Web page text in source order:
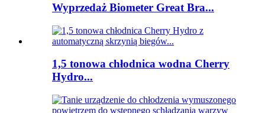
Wyprzedaż Biometer Great Bra...
1,5 tonowa chłodnica wodna Cherry
Hydro...